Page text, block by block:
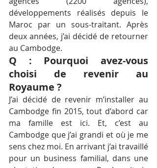
développements réalisés depuis le
Maroc par un sous-traitant. Après
deux années, j’ai décidé de retourner
au Cambodge.
Q : Pourquoi avez-vous
choisi de revenir au
Royaume ?
J’ai décidé de revenir m’installer au
Cambodge fin 2015, tout d’abord car
ma famille est ici. Et, c’est au
Cambodge que j’ai grandi et où je me
sens chez moi. En arrivant j’ai travaillé
pour un business familial, dans une